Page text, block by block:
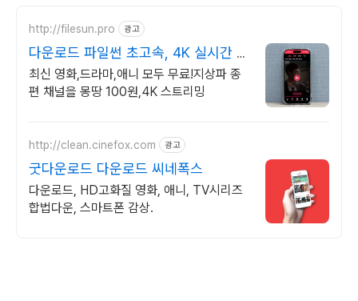
http://filesun.pro 광고
다운로드 파일썬 초고속, 4K 실시간 보
기!
최신 영화,드라마,애니 모두 무료!지상파 종
편 채널을 몽땅 100원,4K 스트리밍
http://clean.cinefox.com 광고
굿다운로드 다운로드 씨네폭스
다운로드, HD고화질 영화, 애니, TV시리즈
합법다운, 스마트폰 감상.